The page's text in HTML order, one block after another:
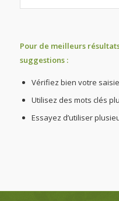
Pour de meilleurs
suggestions :
Vérifiez bien votre
Utilisez des mots clés
Essayez d’utiliser